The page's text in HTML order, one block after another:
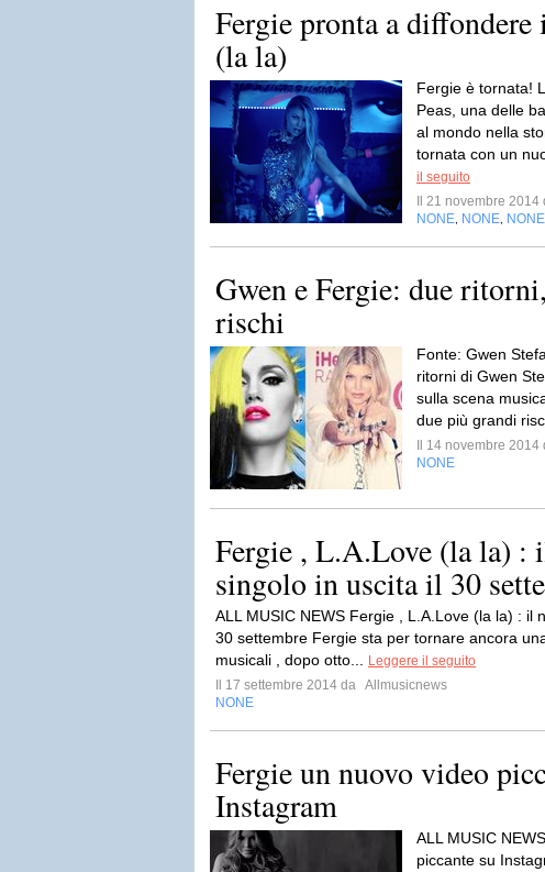
Fergie pronta a
(la la)
Fergie è tornata!
Peas, una delle
al mondo nella
tornata con un
il seguito
Il 21 novembre 2014
NONE NONE NONE
Gwen e Fergie: due
rischi
Fonte: Gwen
ritorni di Gwen
sulla scena
due più grandi
Il 14 novembre 2014
NONE
Fergie , L.A.Love (la la) :
singolo in uscita il 30
ALL MUSIC NEWS Fergie , L.A.Love (la la) : il
30 settembre Fergie sta per tornare ancora
musicali , dopo otto...
Leggere il seguito
Il 17 settembre 2014 da Allmusicnews
NONE
Fergie un nuovo video
Instagram
ALL MUSIC
piccante su